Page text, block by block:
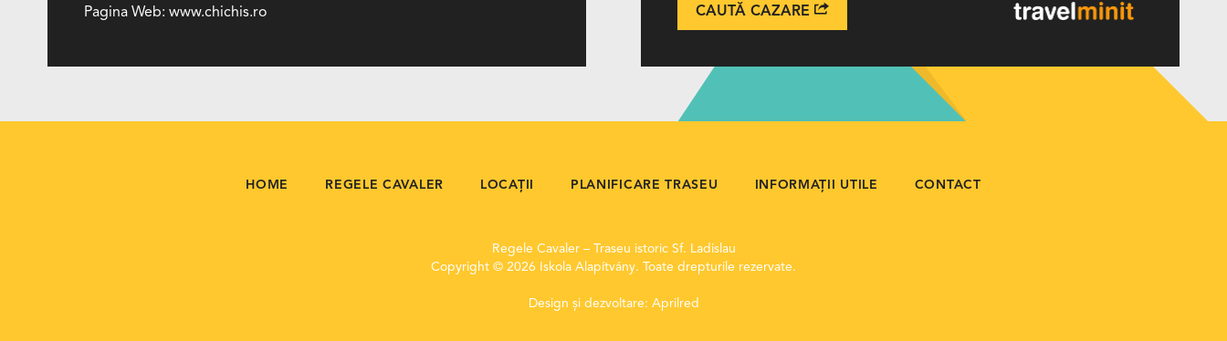
Pagina Web: www.chichis.ro CAUTĂ CAZARE
HOME REGELE CAVALER LOCAȚII PLANIFICARE TRASEU INFORMAȚII UTILE CONTACT
Regele Cavaler – Traseu istoric Sf. Ladislau
Copyright © 2026 Iskola Alapítvány. Toate drepturile rezervate.
Design și dezvoltare: Aprilred